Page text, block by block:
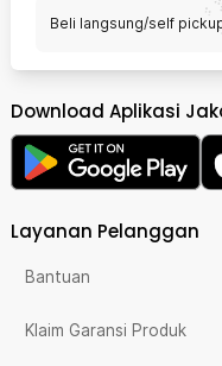
Beli langsung/self
Download Aplikasi
Layanan Pelanggan
Bantuan
Klaim Garansi Produk